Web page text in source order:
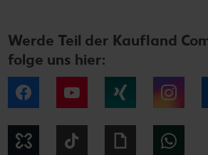
Werde Teil der Kaufland
folge uns hier:
Facebook YouTube
Kununu Giphy